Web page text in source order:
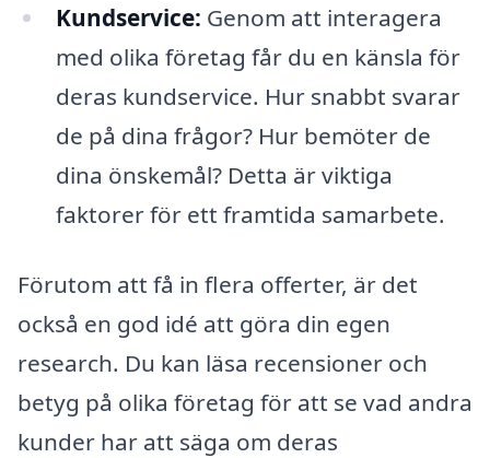
Kundservice: Genom att interagera
med olika företag får du en känsla för
deras kundservice. Hur snabbt svarar
de på dina frågor? Hur bemöter de
dina önskemål? Detta är viktiga
faktorer för ett framtida samarbete.
Förutom att få in flera offerter, är det
också en god idé att göra din egen
research. Du kan läsa recensioner och
betyg på olika företag för att se vad andra
kunder har att säga om deras